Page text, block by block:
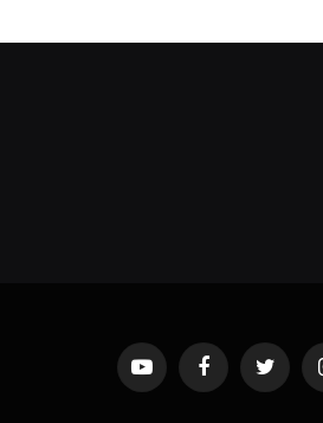
YouTubeFacebookTwitter